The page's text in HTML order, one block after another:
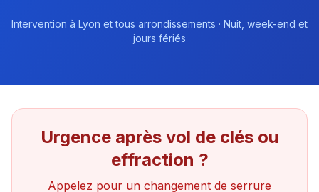
Intervention à Lyon et tous arrondissements · Nuit, week-end et
jours fériés
Urgence après vol de clés ou
effraction ?
Appelez pour un changement de serrure